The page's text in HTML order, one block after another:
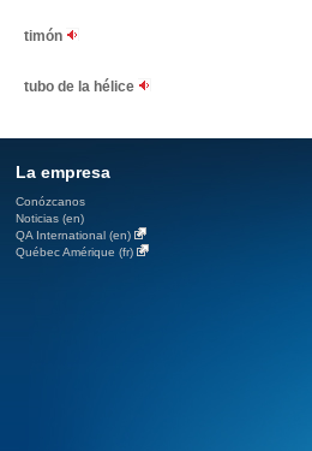
timón
tubo de la hélice
La empresa
Conózcanos
Noticias (en)
QA International (en)
Québec Amérique (fr)